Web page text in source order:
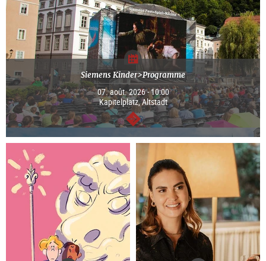
Siemens Kinder>Programme
07. août. 2026 - 10:00
Kapitelplatz, Altstadt
Continuer